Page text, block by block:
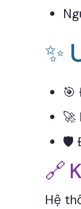
✨
🎯
🚀
🛡️
🔗
Hệ